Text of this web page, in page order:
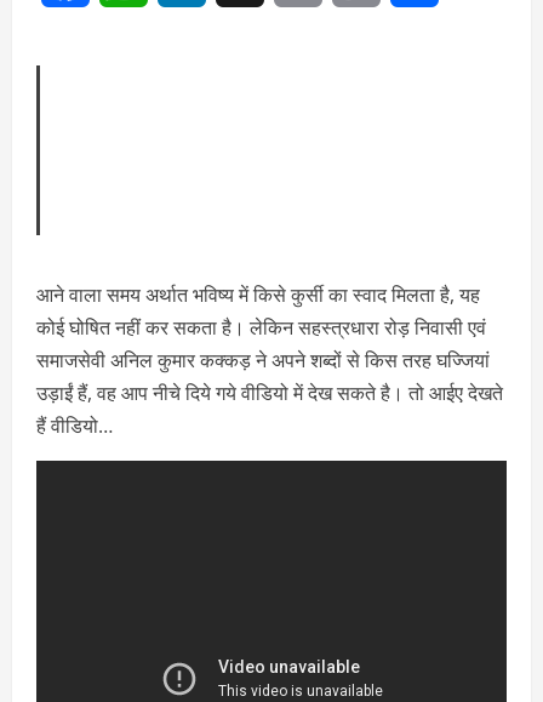
आने वाला समय अर्थात भविष्य में किसे कुर्सी का स्वाद मिलता है, यह
कोई घोषित नहीं कर सकता है। लेकिन सहस्त्रधारा रोड़ निवासी एवं
समाजसेवी अनिल कुमार कक्कड़ ने अपने शब्दों से किस तरह घज्जियां
उड़ाईं हैं, वह आप नीचे दिये गये वीडियो में देख सकते है। तो आईए देखते
हैं वीडियो…